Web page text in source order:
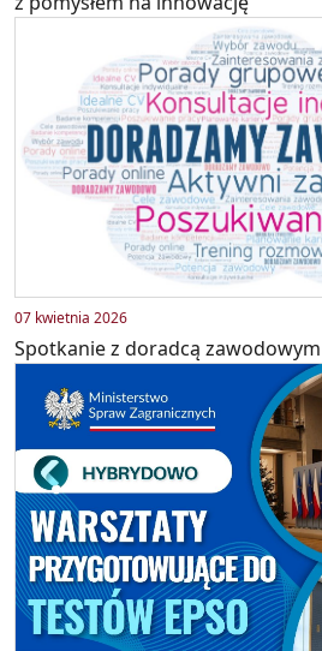
07 kwietnia 2026
Spotkanie z doradcą